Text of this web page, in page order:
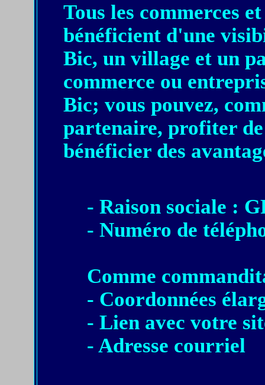
Tous les commerces
bénéficient d'une
Bic, un village et un
commerce ou
Bic; vous pouvez,
partenaire, profiter
bénéficier des
- Raison sociale :
- Numéro de
Comme
- Coordonnées
- Lien avec votre
- Adresse courriel